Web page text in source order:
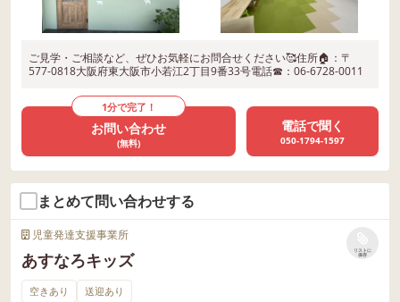
ご見学・ご相談など、ぜひお気軽にお問合せください🥰住所🏠：〒
577-0818大阪府東大阪市小若江2丁目9番33号電話☎：06-6728-0011
1分で完了！
お問い合わせ
(無料)
電話で聞く
050-1794-1597
まとめて問い合わせする
児童発達支援事業所
あすなろキッズ
リストに
保存
空きあり 送迎あり